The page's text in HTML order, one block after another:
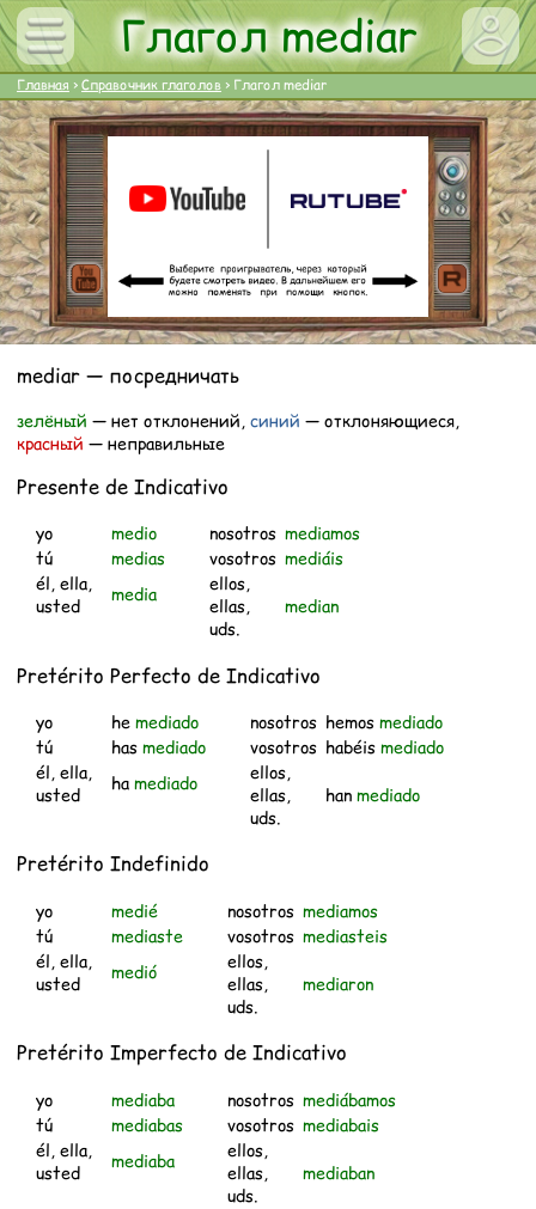
Глагол mediar
Главная >Справочник глаголов> Глагол mediar
mediar — посредничать
зелёный — нет отклонений, синий — отклоняющиеся,
красный — неправильные
Presente de Indicativo
yo
medio
tú
medias
él, ella,
usted
media
nosotros mediamos
vosotros mediáis
ellos,
ellas,
uds.
median
Pretérito Perfecto de Indicativo
yo hemediado
tú
hasmediado
él, ella,
usted
hamediado
nosotros hemosmediado
vosotros habéismediado
ellos,
ellas,
uds.
hanmediado
Pretérito Indefinido
yo
medié
tú
mediaste
él, ella,
usted
medió
nosotros mediamos
vosotros mediasteis
ellos,
ellas,
uds.
mediaron
Pretérito Imperfecto de Indicativo
yo
mediaba
tú
mediabas
él, ella,
usted
mediaba
nosotros mediábamos
vosotros mediabais
ellos,
ellas,
uds.
mediaban